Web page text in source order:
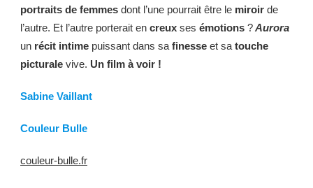
portraits de femmes dont l’une pourrait être le miroir de
l’autre. Et l’autre porterait en creux ses émotions ?Aurora
un récit intime puissant dans sa finesse et sa touche
picturale vive. Un film à voir !
Sabine Vaillant
Couleur Bulle
couleur-bulle.fr